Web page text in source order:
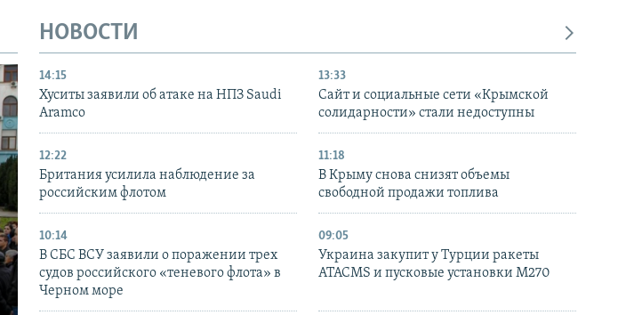
НОВОСТИ
14:15
Хуситы заявили об атаке на НПЗ Saudi
Aramco
13:33
Сайт и социальные сети «Крымской
солидарности» стали недоступны
12:22
Британия усилила наблюдение за
российским флотом
11:18
В Крыму снова снизят объемы
свободной продажи топлива
10:14
В СБС ВСУ заявили о поражении трех
судов российского «теневого флота» в
Черном море
09:05
Украина закупит у Турции ракеты
ATACMS и пусковые установки M270